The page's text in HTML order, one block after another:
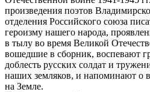
произведения поэтов
отделения Российского союза
героизму нашего народа,
в тылу во время Великой
вошедшие в сборник, воспевают
доблесть русских солдат и
наших земляков, и напоминают о
на Земле.